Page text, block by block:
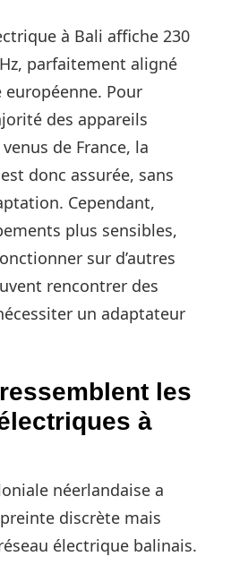
à Bali affiche 230
parfaitement aligné
européenne. Pour
des appareils
de France, la
donc assurée, sans
Cependant,
plus sensibles,
sur d’autres
rencontrer des
un adaptateur
les
à
néerlandaise a
discrète mais
électrique balinais.